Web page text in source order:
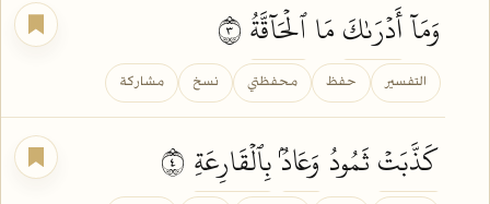
وَمَآأَدۡرَىٰكَمَاٱلۡحَآقَّةُ
التفسير حفظ محفظتي نسخ مشاركة
كَذَّبَتۡثَمُودُ وَعَادُۢبِٱلۡقَارِعَةِ